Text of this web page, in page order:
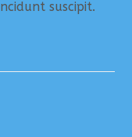
suscipit.